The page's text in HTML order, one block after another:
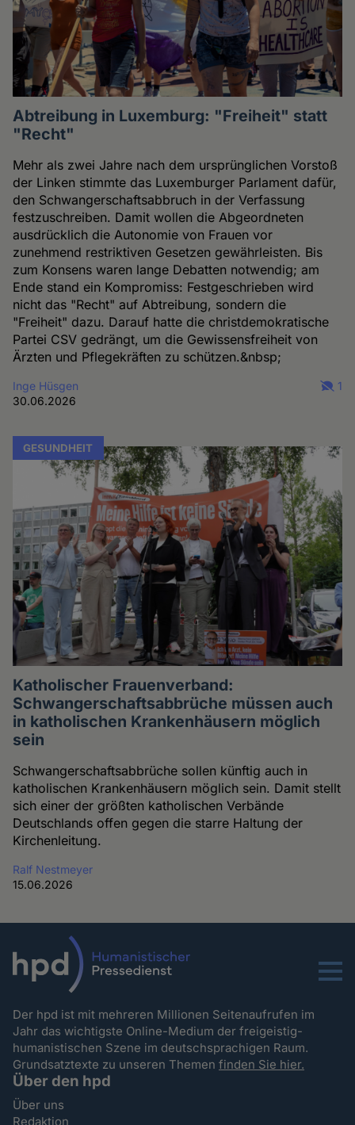
Abtreibung in Luxemburg: "Freiheit" statt
"Recht"
Mehr als zwei Jahre nach dem ursprünglichen Vorstoß
der Linken stimmte das Luxemburger Parlament dafür,
den Schwangerschaftsabbruch in der Verfassung
festzuschreiben. Damit wollen die Abgeordneten
ausdrücklich die Autonomie von Frauen vor
zunehmend restriktiven Gesetzen gewährleisten. Bis
zum Konsens waren lange Debatten notwendig; am
Ende stand ein Kompromiss: Festgeschrieben wird
nicht das "Recht" auf Abtreibung, sondern die
"Freiheit" dazu. Darauf hatte die christdemokratische
Partei CSV gedrängt, um die Gewissensfreiheit von
Ärzten und Pflegekräften zu schützen.&nbsp;
Inge Hüsgen
30.06.2026
1
GESUNDHEIT
Katholischer Frauenverband:
Schwangerschaftsabbrüche müssen auch
in katholischen Krankenhäusern möglich
sein
Schwangerschaftsabbrüche sollen künftig auch in
katholischen Krankenhäusern möglich sein. Damit stellt
sich einer der größten katholischen Verbände
Deutschlands offen gegen die starre Haltung der
Kirchenleitung.
Ralf Nestmeyer
15.06.2026
Menu
Der hpd ist mit mehreren Millionen Seitenaufrufen im
Jahr das wichtigste Online-Medium der freigeistig-
humanistischen Szene im deutschsprachigen Raum.
Grundsatztexte zu unseren Themenfinden Sie hier.
Über den hpd
Über uns
Redaktion